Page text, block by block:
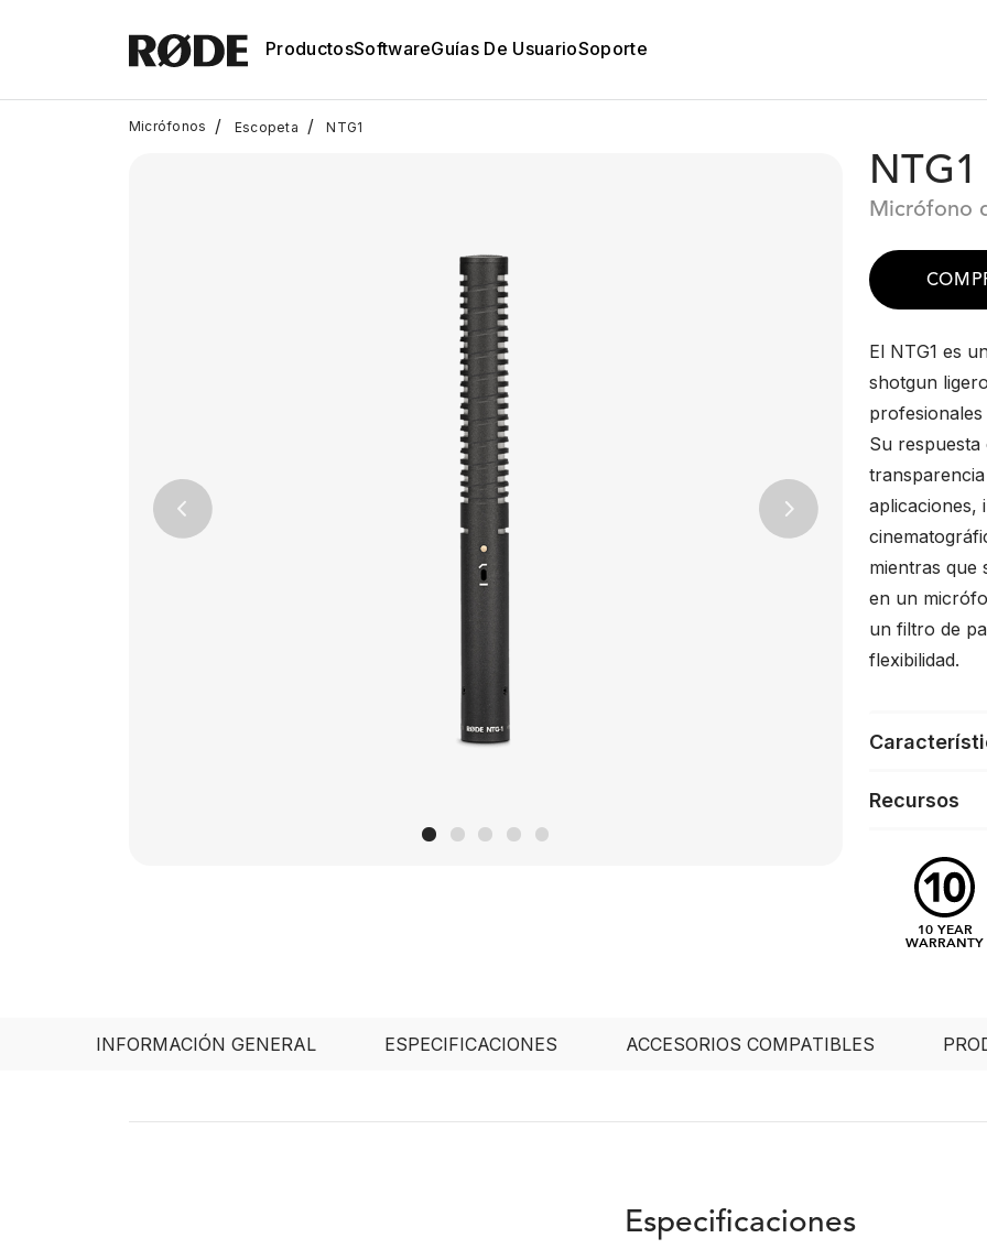
ProductosSoftwareGuías De UsuarioSoporte
Micrófonos / Escopeta / NTG1
Previous Next
NTG1
Micrófono
El NTG1 es
shotgun
Su
aplicaciones,
mientras que
en un
un filtro de
flexibilidad.
Recursos
10 YEAR
WARRANTY
INFORMACIÓN GENERAL ESPECIFICACIONES ACCESORIOS COMPATIBLES
Especificaciones